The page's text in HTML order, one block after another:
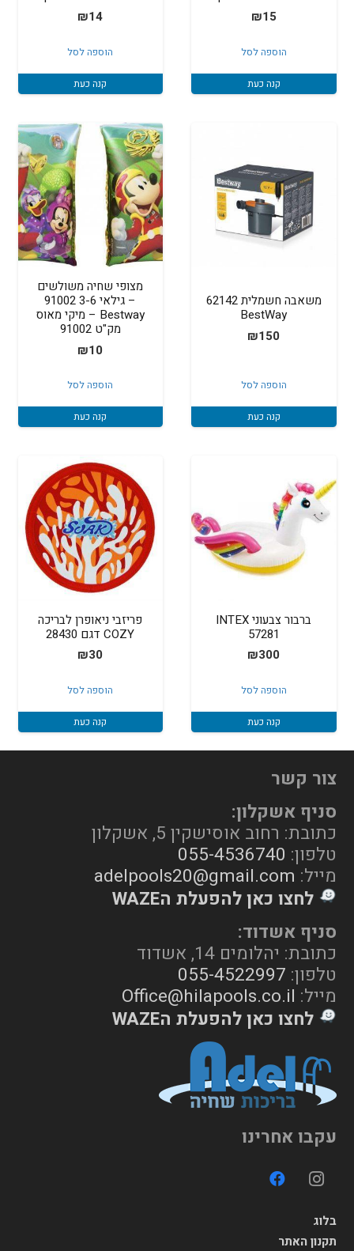
₪15
הוספה לסל
קנה כעת
₪14
הוספה לסל
קנה כעת
‏משאבה חשמלית 62142
BestWay
₪150
הוספה לסל
קנה כעת
מצופי שחיה משולשים
– גילאי 3-6 91002
Bestway – מיקי מאוס
מק"ט 91002
₪10
הוספה לסל
קנה כעת
ברבור צבעוני INTEX
57281
₪300
הוספה לסל
קנה כעת
פריזבי ניאופרן לבריכה
COZY דגם 28430
₪30
הוספה לסל
קנה כעת
צור קשר
סניף אשקלון:
כתובת: רחוב אוסישקין 5, אשקלון
טלפון: 055-4536740
מייל: adelpools20@gmail.com
לחצו כאן להפעלת הWAZE
סניף אשדוד:
כתובת: יהלומים 14, אשדוד
טלפון: 055-4522997
מייל: Office@hilapools.co.il
לחצו כאן להפעלת הWAZE
עקבו אחרינו
בלוג
תקנון האתר